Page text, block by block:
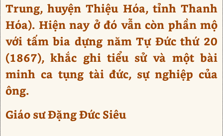
Trung, huyện Thiệu Hóa, tỉnh Thanh
Hóa). Hiện nay ở đó vẫn còn phần mộ
với tấm bia dựng năm Tự Đức thứ 20
(1867), khắc ghi tiểu sử và một bài
minh ca tụng tài đức, sự nghiệp của
ông.
Giáo sư Đặng Đức Siêu